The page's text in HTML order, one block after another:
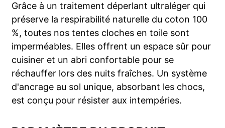
Grâce à un traitement déperlant ultraléger qui
préserve la respirabilité naturelle du coton 100
%, toutes nos tentes cloches en toile sont
imperméables. Elles offrent un espace sûr pour
cuisiner et un abri confortable pour se
réchauffer lors des nuits fraîches. Un système
d'ancrage au sol unique, absorbant les chocs,
est conçu pour résister aux intempéries.